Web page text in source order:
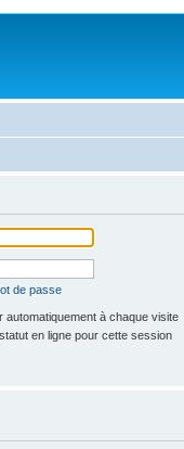
de passe
automatiquement à chaque visite
en ligne pour cette session